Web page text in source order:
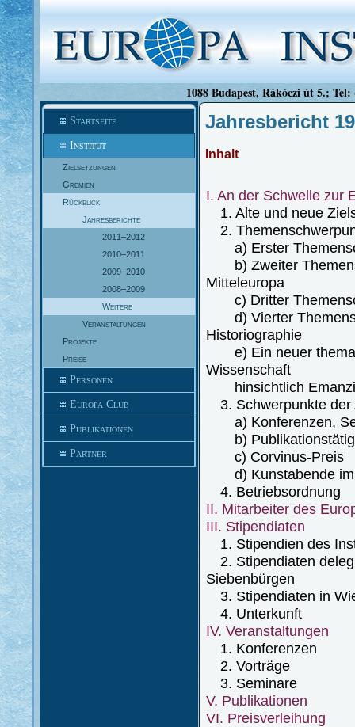
1088 Budapest, Rákóczi út 5.;
Startseite
Institut
Zielsetzungen
Gremien
Rückblick
Jahresberichte
2011–2012
2010–2011
2009–2010
2008–2009
Weitere
Veranstaltungen
Projekte
Preise
Personen
Europa Club
Publikationen
Partner
Jahresbericht
Inhalt
I. An der Schwelle zur
1. Alte und neue
2.
a) Erster
b) Zweiter
Mitteleuropa
c) Dritter
d) Vierter
Historiographie
e) Ein neuer
Wissenschaft
hinsichtlich
3. Schwerpunkte der
a) Konferenzen,
b)
c) Corvinus-Preis
d) Kunstabende im
4. Betriebsordnung
II. Mitarbeiter des
III. Stipendiaten
1. Stipendien des
2. Stipendiaten
Siebenbürgen
3. Stipendiaten in
4. Unterkunft
IV. Veranstaltungen
1. Konferenzen
2. Vorträge
3. Seminare
V. Publikationen
VI. Preisverleihung